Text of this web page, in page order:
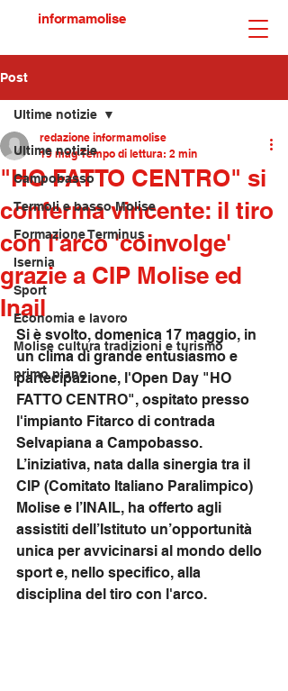
informamolise
Post
Ultime notizie
Campobasso
Termoli e basso Molise
Formazione Terminus
Isernia
Sport
Economia e lavoro
Molise cultura tradizioni e turismo
primo piano
Ultime notizie
"HO FATTO CENTRO" si
conferma vincente: il tiro
con l'arco 'coinvolge'
grazie a CIP Molise ed
Inail
redazione informamolise
19 mag Tempo di lettura: 2 min
Si è svolto, domenica 17 maggio, in
un clima di grande entusiasmo e
partecipazione, l'Open Day "HO
FATTO CENTRO", ospitato presso
l'impianto Fitarco di contrada
Selvapiana a Campobasso.
L’iniziativa, nata dalla sinergia tra il
CIP (Comitato Italiano Paralimpico)
Molise e l’INAIL, ha offerto agli
assistiti dell’Istituto un’opportunità
unica per avvicinarsi al mondo dello
sport e, nello specifico, alla
disciplina del tiro con l'arco.